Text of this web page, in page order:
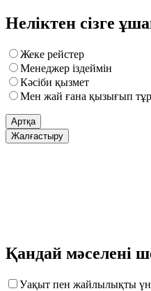
Неліктен сізге
Жеке рейстер
Менеджер іздеймін
Кәсіби қызмет
Мен жай ғана қызығып
Артқа
Жалғастыру
Қандай мәселені
Уақыт пен жайлылықты